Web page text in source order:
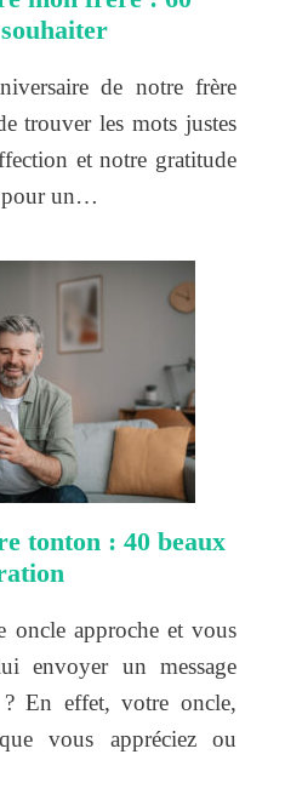
de notre frère
trouver les mots justes
et notre gratitude
pour un…
tonton : 40 beaux
oncle approche et vous
envoyer un message
En effet, votre oncle,
vous appréciez ou